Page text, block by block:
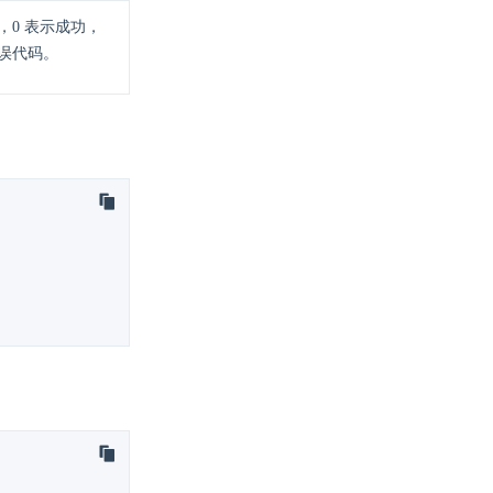
0 表示成功，
代码。